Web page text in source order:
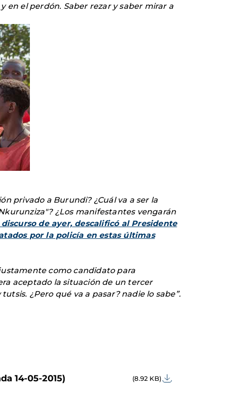
en el perdón. Saber rezar y saber mirar a
privado a Burundi? ¿Cuál va a ser la
¿Los manifestantes vengarán
de ayer, descalificó al Presidente
por la policía en estas últimas
como candidato para
aceptado la situación de un tercer
¿Pero qué va a pasar? nadie lo sabe”.
14-05-2015) (8.92 KB)